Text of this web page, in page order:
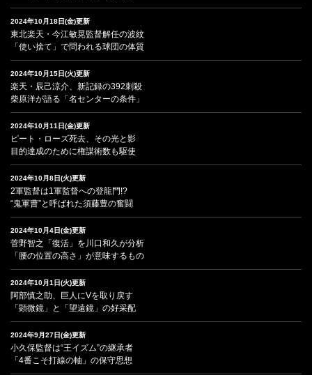
2024年10月18日(金)更新
東北楽天・今江敏晃監督解任の波紋
「使い捨て」で問われる球団の体質
2024年10月15日(火)更新
楽天・辰己涼介、新記録の392刺殺
柴原洋が語る「名センターの条件」
2024年10月11日(金)更新
ピート・ローズ死去、その光と影
目的達成のために権謀術数も駆使
2024年10月8日(火)更新
2軍監督は1軍監督への登龍門!?
“鬼軍曹”と呼ばれた須藤豊の奮闘
2024年10月4日(金)更新
菅野智之「復活」を川口和久が分析
「腰の位置の高さ」が意味するもの
2024年10月1日(火)更新
阿部慎之助、巨人にVを取り戻す
「顕微鏡」と「望遠鏡」の好采配
2024年9月27日(金)更新
小久保監督は“王イズム”の継承者
「4番こそ打線の軸」の保守思想